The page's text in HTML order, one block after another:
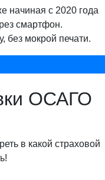
начиная с 2020 года
смартфон.
без мокрой печати.
ОСАГО
в какой страховой